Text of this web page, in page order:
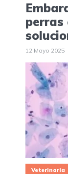
perras
12 Mayo 2025
Veterinaria